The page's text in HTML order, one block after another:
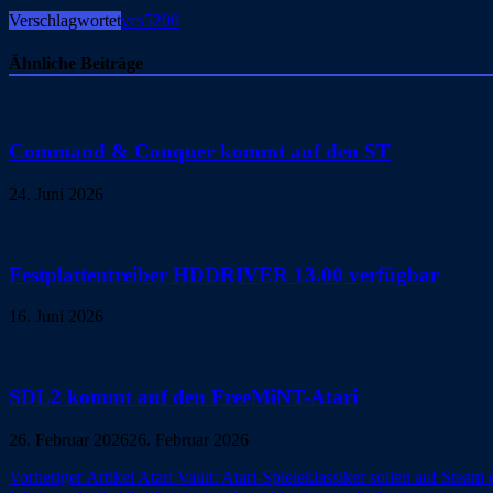
Verschlagwortetvcs5200
Ähnliche Beiträge
Command & Conquer kommt auf den ST
24. Juni 2026
Festplattentreiber HDDRIVER 13.00 verfügbar
16. Juni 2026
SDL2 kommt auf den FreeMiNT-Atari
26. Februar 202626. Februar 2026
Beitragsnavigation
Vorheriger Artikel Atari Vault: Atari-Spieleklassiker sollen auf Steam